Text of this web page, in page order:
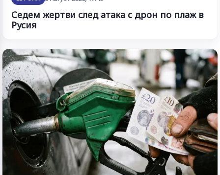
Седем жертви след атака с дрон по плаж в
Русия